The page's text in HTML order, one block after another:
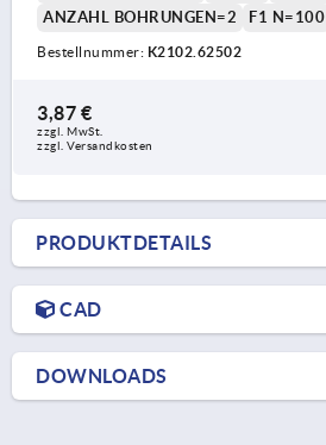
ANZAHL BOHRUNGEN=2
F1 N=100
Bestellnummer: K2102.62502
3,87 €
zzgl. MwSt.
zzgl. Versandkosten
PRODUKTDETAILS
CAD
DOWNLOADS